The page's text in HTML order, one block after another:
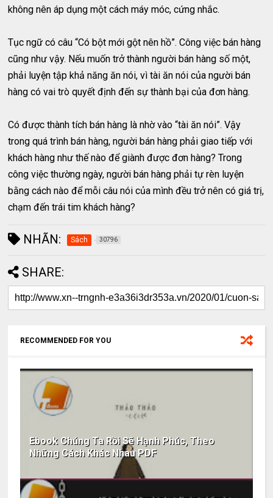
không nên áp dụng một cách máy móc, cứng nhắc.
Tục ngữ có câu “Có bột mới gột nên hồ”. Công việc bán hàng
cũng như vậy. Nếu muốn trở thành người bán hàng số một,
phải luyện tập khả năng ăn nói, vì tài ăn nói của người bán
hàng có vai trò quyết định đến sự thành bại của đơn hàng.
Có được thành tích bán hàng là nhờ vào “tài ăn nói”. Vậy
trong quá trình bán hàng, người bán hàng phải giao tiếp với
khách hàng như thế nào để giành được đơn hàng? Trong
công việc thường ngày, người bán hàng phải tự rèn luyện
bằng cách nào để mỗi câu nói của mình đều trở nên có giá trị,
chạm đến trái tim khách hàng?
NHÃN: Sách 30796
SHARE:
RECOMMENDED FOR YOU
Ebook Chúng Ta Rồi Sẽ Hạnh Phúc, Theo
Những Cách Khác Nhau PDF